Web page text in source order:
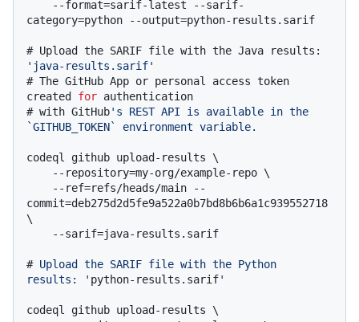
#
'java-results.sarif'
# The GitHub App or personal access token
created for authentication
# with GitHub's REST API is available in the
`GITHUB_TOKEN` environment variable.
codeql github upload-results \
commit=deb275d2d5fe9a522a0b7bd8b6b6a1c939552718
\
# Upload the SARIF file with the Python
results: ' python-results.sarif'
codeql github upload-results \